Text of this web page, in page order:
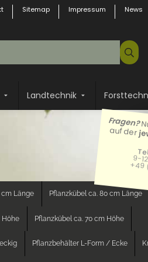
Sitemap Impressum News
Landtechnik
Fragen?
auf der
9-
+49
cm Länge Pflanzkübel ca. 80 cm Länge
Höhe Pflanzkübel ca. 70 cm Höhe
Pflanzbehälter L-Form / Ecke